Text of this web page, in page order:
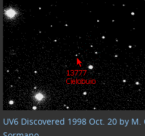
UV6 Discovered 1998 Oct. 20 by